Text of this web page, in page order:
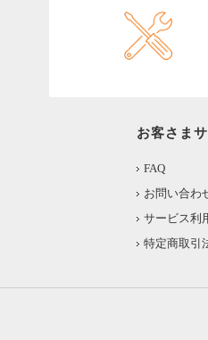
お客さま
FAQ
お問い合わ
サービス利
特定商取引